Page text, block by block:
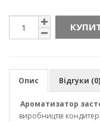
Опис Відгуки (0)
Ароматизатор
виробництві